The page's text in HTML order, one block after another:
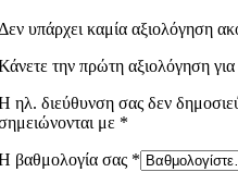
υπάρχει καμία αξιολόγηση
την πρώτη αξιολόγηση
ηλ. διεύθυνση σας δεν
με *
βαθμολογία σας *